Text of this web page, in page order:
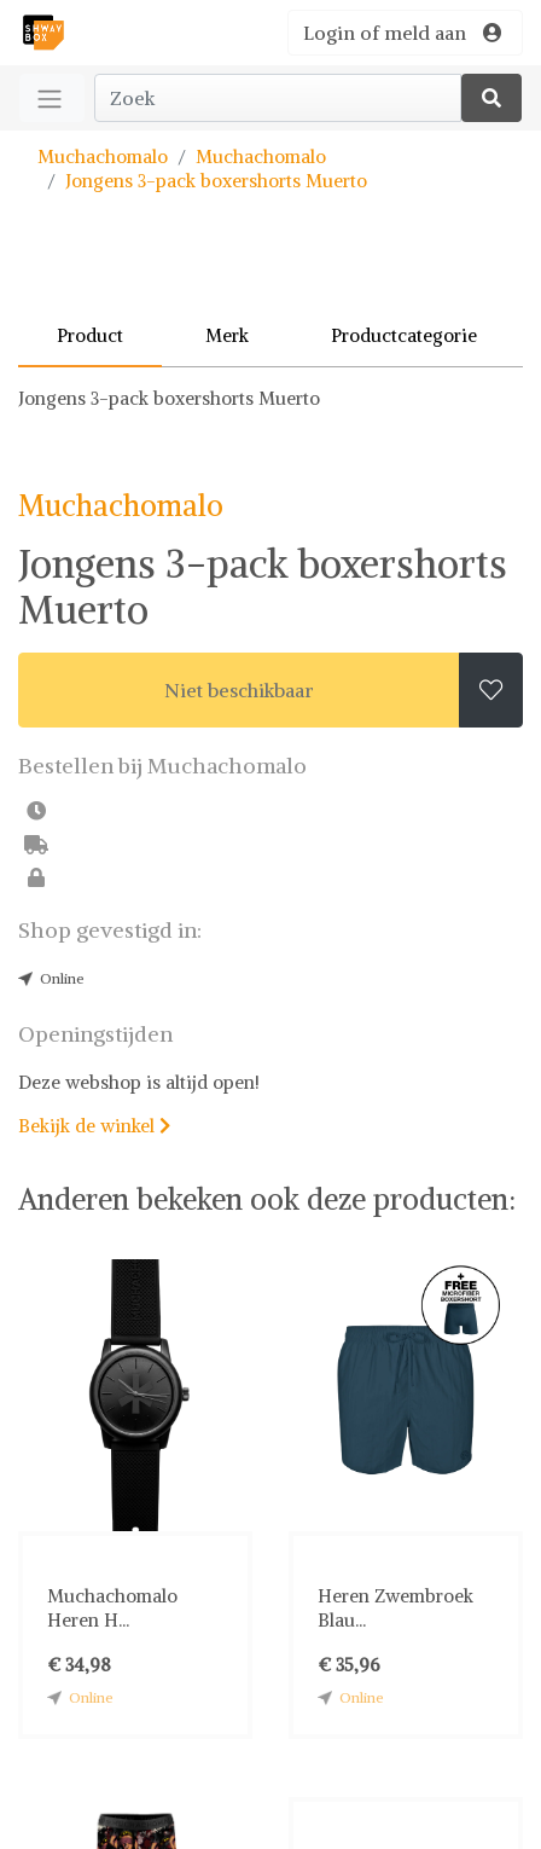
Login of meld aan
Muchachomalo
Muchachomalo
Jongens 3-pack boxershorts Muerto
Product Merk Productcategorie
Jongens 3-pack boxershorts Muerto
Muchachomalo
Jongens 3-pack boxershorts
Muerto
Niet beschikbaar 
Bestellen bij Muchachomalo
Shop gevestigd in:
Online
Openingstijden
Deze webshop is altijd open!
Bekijk de winkel 
Anderen bekeken ook deze producten:
Muchachomalo
Heren H...
€ 34,98
Online
Heren Zwembroek
Blau...
€ 35,96
Online